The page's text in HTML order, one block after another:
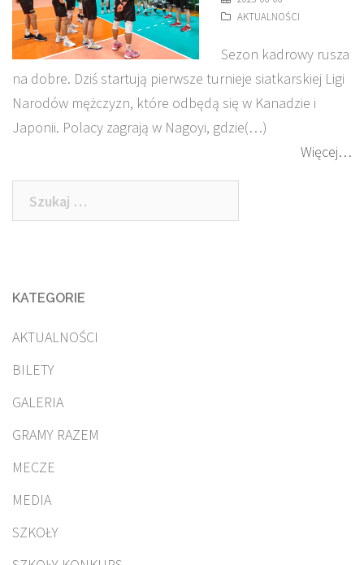
AKTUALNOŚCI
Sezon kadrowy rusza
na dobre. Dziś startują pierwsze turnieje siatkarskiej Ligi
Narodów mężczyzn, które odbędą się w Kanadzie i
Japonii. Polacy zagrają w Nagoyi, gdzie(…)
Więcej…
Szukaj:
KATEGORIE
AKTUALNOŚCI
BILETY
GALERIA
GRAMY RAZEM
MECZE
MEDIA
SZKOŁY